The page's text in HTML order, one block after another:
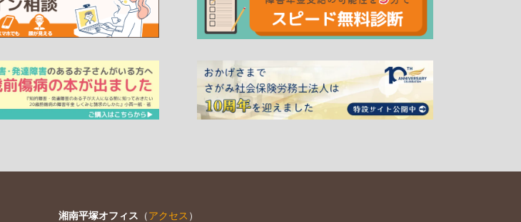
湘南平塚オフィス （アクセス ）